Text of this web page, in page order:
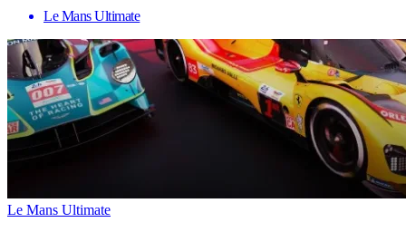
Le Mans Ultimate
Le Mans Ultimate